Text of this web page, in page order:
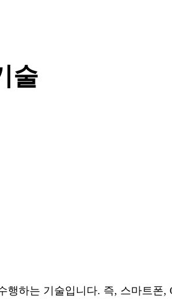
술
하는 기술입니다. 즉, 스마트폰,